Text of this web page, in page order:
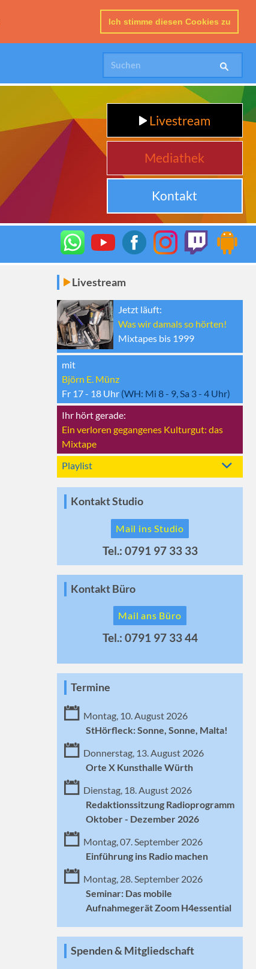
Ich stimme diesen Cookies zu
Livestream
Mediathek
Kontakt
Livestream
Jetzt läuft:
Was wir damals so hörten!
Mixtapes bis 1999
mit
Björn E. Münz
Fr 17 - 18 Uhr (WH: Mi 8 - 9, Sa 3 - 4 Uhr)
Ihr hört gerade:
Ein verloren gegangenes Kulturgut: das
Mixtape
Playlist
Kontakt Studio
Mail ins Studio
Tel.: 0791 97 33 33
Kontakt Büro
Mail ans Büro
Tel.: 0791 97 33 44
Termine
Montag, 10. August 2026
StHörfleck: Sonne, Sonne, Malta!
Donnerstag, 13. August 2026
Orte X Kunsthalle Würth
Dienstag, 18. August 2026
Redaktionssitzung Radioprogramm
Oktober - Dezember 2026
Montag, 07. September 2026
Einführung ins Radio machen
Montag, 28. September 2026
Seminar: Das mobile
Aufnahmegerät Zoom H4essential
Spenden & Mitgliedschaft